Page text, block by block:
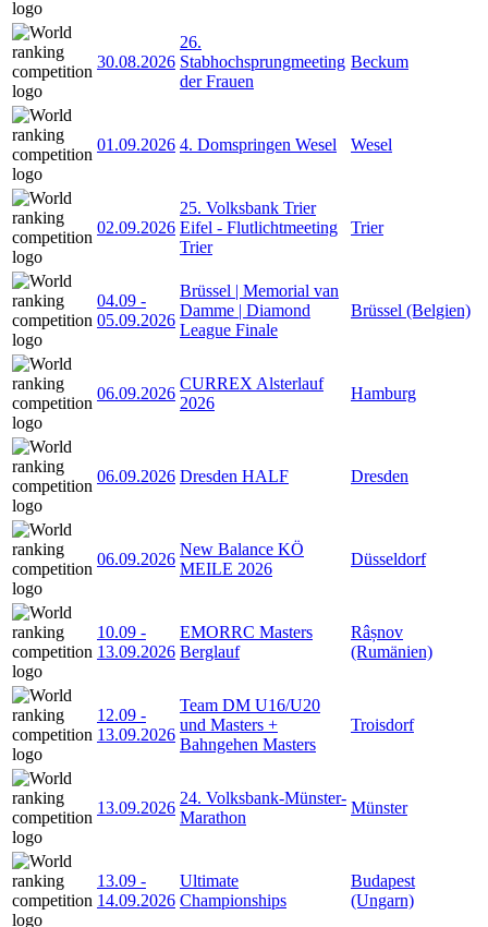
30.08.2026
26.
Stabhochsprungmeeting
der Frauen
Beckum
01.09.2026 4. Domspringen Wesel Wesel
02.09.2026
25. Volksbank Trier
Eifel - Flutlichtmeeting
Trier
Trier
04.09 -
05.09.2026
Brüssel | Memorial van
Damme | Diamond
League Finale
Brüssel (Belgien)
06.09.2026
CURREX Alsterlauf
2026
Hamburg
06.09.2026 Dresden HALF Dresden
06.09.2026
New Balance KÖ
MEILE 2026
Düsseldorf
10.09 -
13.09.2026
EMORRC Masters
Berglauf
Râșnov
(Rumänien)
12.09 -
13.09.2026
Team DM U16/U20
und Masters +
Bahngehen Masters
Troisdorf
13.09.2026
24. Volksbank-Münster-
Marathon
Münster
13.09 -
14.09.2026
Ultimate
Championships
Budapest
(Ungarn)